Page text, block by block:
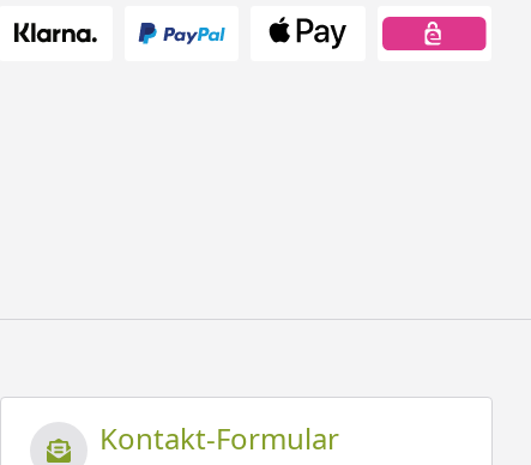
Kontakt-Formular